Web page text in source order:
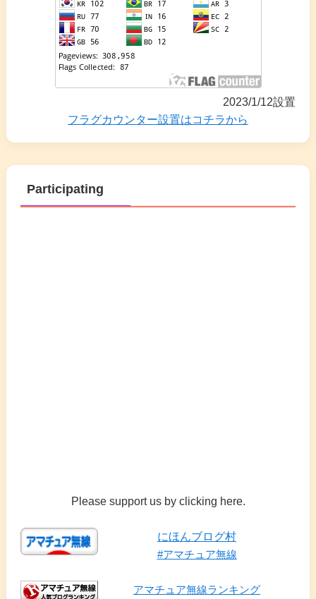
2023/1/12設置
フラグカウンター設置はコチラから
Participating
Please support us by clicking here.
にほんブログ村
#アマチュア無線
アマチュア無線ランキング